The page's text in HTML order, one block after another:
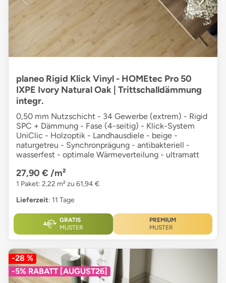
planeo Rigid Klick Vinyl - HOMEtec Pro 50
IXPE Ivory Natural Oak | Trittschalldämmung
integr.
0,50 mm Nutzschicht - 34 Gewerbe (extrem) - Rigid
SPC + Dämmung - Fase (4-seitig) - Klick-System
UniClic - Holzoptik - Landhausdiele - beige -
naturgetreu - Synchronprägung - antibakteriell -
wasserfest - optimale Wärmeverteilung - ultramatt
27,90 € /m²
1 Paket: 2,22 m² zu 61,94 €
Lieferzeit: 11 Tage
GRATIS
MUSTER
PREMIUM
MUSTER
-28 %
-5% RABATT [AUGUST26]